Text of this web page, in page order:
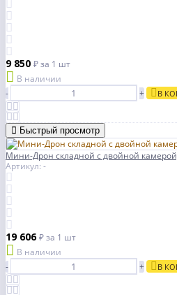
9 850 ₽за 1 шт
В наличии
-
+ В
Быстрый просмотр
Мини-Дрон складной с двойной камерой,
Артикул: -
19 606₽за 1 шт
В наличии
-
+ В